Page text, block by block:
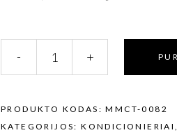
NOUNOU/KONDICIONIERIUS
PH:
250
ML
- +
PRODUKTO KODAS:MMCT-0082
KATEGORIJOS:KONDICIONIERIAI